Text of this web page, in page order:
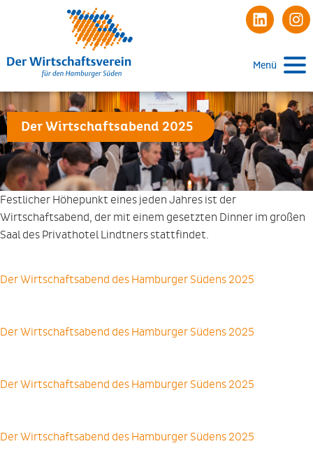
Menü
Der Wirtschaftsabend 2025
Festlicher Höhepunkt eines jeden Jahres ist der
Wirtschaftsabend, der mit einem gesetzten Dinner im großen
Saal des Privathotel Lindtners stattfindet.
Der Wirtschaftsabend des Hamburger Südens 2025
Der Wirtschaftsabend des Hamburger Südens 2025
Der Wirtschaftsabend des Hamburger Südens 2025
Der Wirtschaftsabend des Hamburger Südens 2025